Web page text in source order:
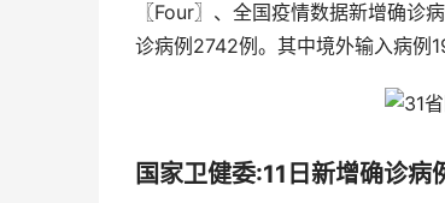
〖Four〗、全国疫情数据新增确
诊病例2742例。其中境外输入病例
国家卫健委:11日新增确诊